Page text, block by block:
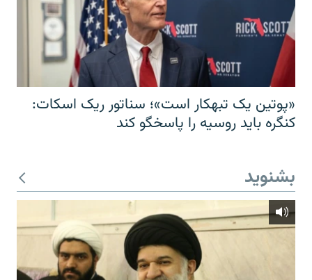
«پوتین یک تبهکار است»؛ سناتور ریک اسکات:
کنگره باید روسیه را پاسخگو کند
بشنوید